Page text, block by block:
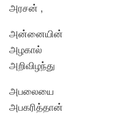
அரசன் ,
அன்னையின்
அழகால்
அறிவிழந்து
அபலையை
அபகரித்தான்